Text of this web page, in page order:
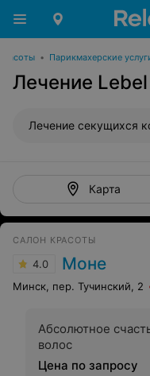
• Парикмахерские
Лечение
Карта
САЛОН КРАСОТЫ
4.0 Моне
Минск, пер. Тучинский, 2
Абсолютное
волос
Цена по запросу